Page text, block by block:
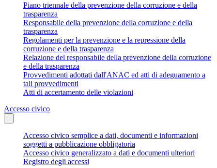
Piano triennale della prevenzione della corruzione e della
trasparenza
Responsabile della prevenzione della corruzione e della
trasparenza
Regolamenti per la prevenzione e la repressione della
corruzione e della trasparenza
Relazione del responsabile della prevenzione della corruzione
e della trasparenza
Provvedimenti adottati dall'ANAC ed atti di adeguamento a
tali provvedimenti
Atti di accertamento delle violazioni
Accesso civico
Accesso civico semplice a dati, documenti e informazioni
soggetti a pubblicazione obbligatoria
Accesso civico generalizzato a dati e documenti ulteriori
Registro degli accessi